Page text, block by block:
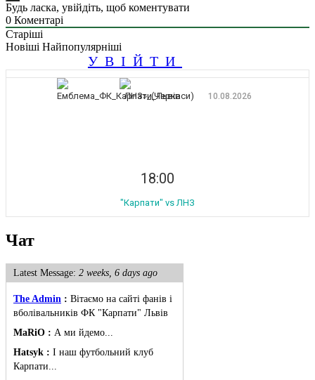
Будь ласка, увійдіть, щоб коментувати
0 Коментарі
Старіші
Новіші Найпопулярніші
УВІЙТИ
10.08.2026
18:00
"Карпати" vs ЛНЗ
Чат
Latest Message: 2 weeks, 6 days ago
The Admin : Вітаємо на сайті фанів і
вболівальників ФК "Карпати" Львів
MaRiO : А ми йдемо...
Hatsyk : І наш футбольний клуб
Карпати...